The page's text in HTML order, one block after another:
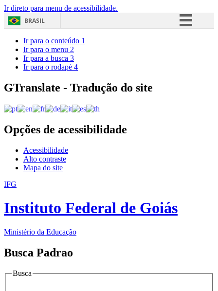
Ir direto para menu de acessibilidade.
BRASIL
Acesso à informação
Ir para o conteúdo 1
Ir para o menu 2
Ir para a busca 3
Ir para o rodapé 4
GTranslate - Tradução do site
Opções de acessibilidade
Acessibilidade
Alto contraste
Mapa do site
IFG
Instituto Federal de Goiás
Ministério da Educação
Busca Padrao
Busca